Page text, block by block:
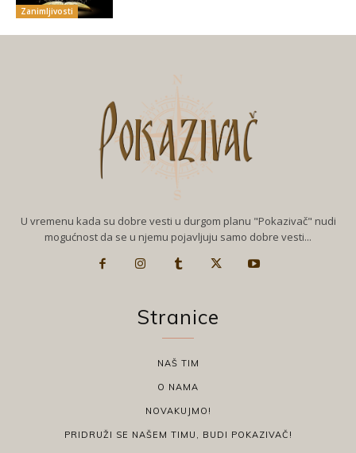
Zanimljivosti
U vremenu kada su dobre vesti u durgom planu "Pokazivač" nudi
mogućnost da se u njemu pojavljuju samo dobre vesti...
Stranice
NAŠ TIM
O NAMA
NOVAKUJMO!
PRIDRUŽI SE NAŠEM TIMU, BUDI POKAZIVAČ!